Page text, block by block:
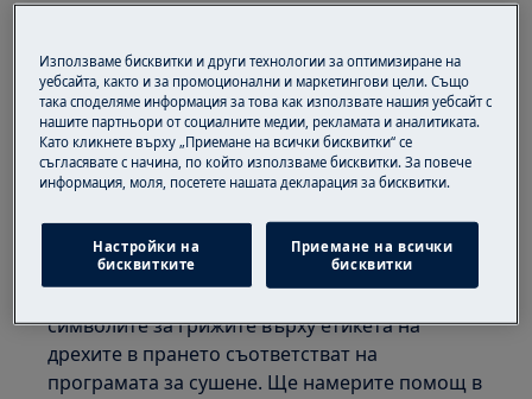
Вентилационна сушилня
Кондензационна сушилня
Сушилня с термо помпа
Решение:
1. Изберете правилната програма за
сушене.
Уверете се, че съответният тип пране и
символите за грижите върху етикета на
дрехите в прането съответстват на
програмата за сушене. Ще намерите помощ в
Използваме бисквитки и други технологии за оптимизиране на
уебсайта, както и за промоционални и маркетингови цели. Също
така споделяме информация за това как използвате нашия уебсайт с
нашите партньори от социалните медии, рекламата и аналитиката.
Като кликнете върху „Приемане на всички бисквитки“ се
съгласявате с начина, по който използваме бисквитки. За повече
информация, моля, посетете нашата декларация за бисквитки.
Настройки на
бисквитките
Приемане на всички
бисквитки